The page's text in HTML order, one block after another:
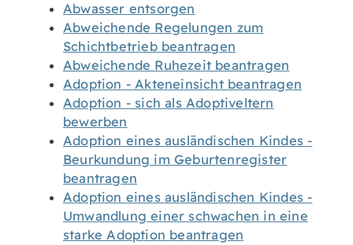
Abwasser entsorgen
Abweichende Regelungen zum
Schichtbetrieb beantragen
Abweichende Ruhezeit beantragen
Adoption - Akteneinsicht beantragen
Adoption - sich als Adoptiveltern
bewerben
Adoption eines ausländischen Kindes -
Beurkundung im Geburtenregister
beantragen
Adoption eines ausländischen Kindes -
Umwandlung einer schwachen in eine
starke Adoption beantragen